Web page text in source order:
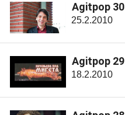
Agitpop 30
25.2.2010
Agitpop 29
18.2.2010